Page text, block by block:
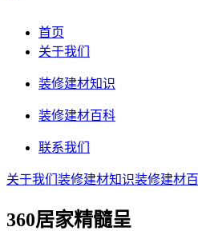
首页
关于我们
装修建材知识
装修建材百科
联系我们
关于我们 装修建材知识装修建材
360居家精髓呈